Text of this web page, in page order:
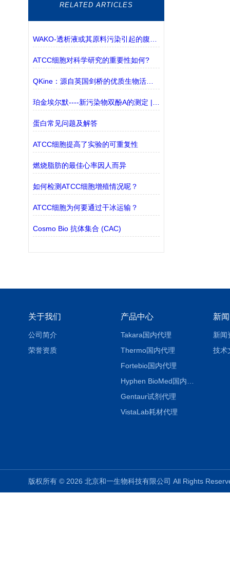
RELATED ARTICLES
ATCC细胞对科学研究的重要性如何?
QKine：源自英国剑桥的优质生物活性蛋白供应商
蛋白常见问题及解答
ATCC细胞提高了实验的可重复性
燃烧脂肪的最佳心率因人而异
如何检测ATCC细胞增殖情况呢？
ATCC细胞为何要通过干冰运输？
Cosmo Bio 抗体集合 (CAC)
关于我们
公司简介
荣誉资质
产品中心
Takara国内代理
Thermo国内代理
Fortebio国内代理
Gentaur试剂代理
VistaLab耗材代理
新
新闻
技术
版权所有 © 2026 北京和一生物科技有限公司 All Rights